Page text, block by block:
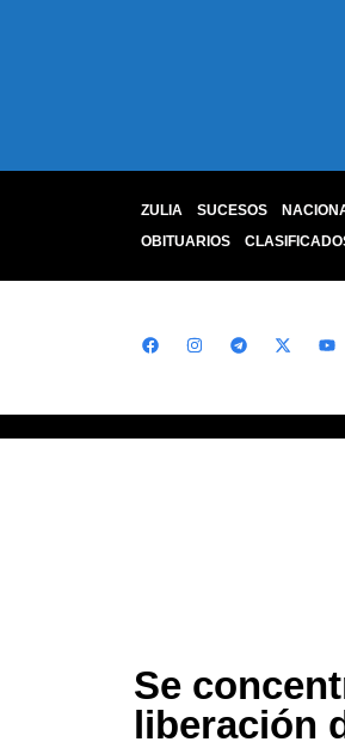
ZULIA SUCESOS
OBITUARIOS
Se
liberación